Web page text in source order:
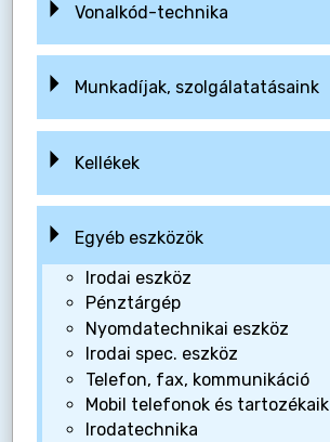
Vonalkód-technika
Munkadíjak, szolgálatatásaink
Kellékek
Egyéb eszközök
Irodai eszköz
Pénztárgép
Nyomdatechnikai eszköz
Irodai spec. eszköz
Telefon, fax, kommunikáció
Mobil telefonok és tartozékaik
Irodatechnika